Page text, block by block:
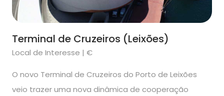
Terminal de Cruzeiros (Leixões)
Local de Interesse | €
O novo Terminal de Cruzeiros do Porto de Leixões
veio trazer uma nova dinâmica de cooperação